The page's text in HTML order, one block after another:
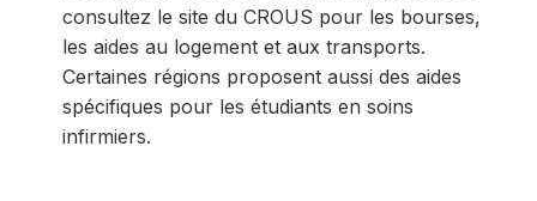
consultez le site du CROUS pour les bourses,
les aides au logement et aux transports.
Certaines régions proposent aussi des aides
spécifiques pour les étudiants en soins
infirmiers.